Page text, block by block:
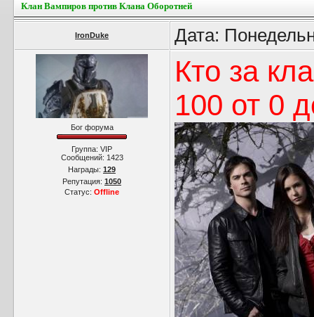
Клан Вампиров против Клана Оборотней
IronDuke Дата:
Бог форума
Группа: VIP
Сообщений: 1423
Награды: 129
Репутация: 1050
Статус: Offline
Кто за
100 от 0